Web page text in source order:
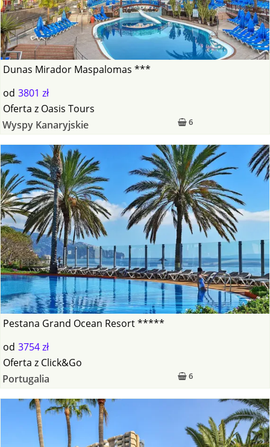
Dunas Mirador Maspalomas ***
od 3801 zł
6
Oferta z Oasis Tours
Wyspy Kanaryjskie
Pestana Grand Ocean Resort *****
od 3754 zł
6
Oferta z Click&Go
Portugalia